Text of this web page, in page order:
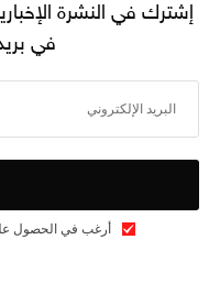
إشترك في النشرة
في
أرغب في الحصول